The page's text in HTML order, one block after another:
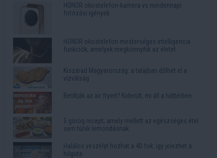
HONOR okostelefon-kamera vs mindennapi
fotózási igények
HONOR okostelefon mesterséges intelligencia
funkciók, amelyek megkönnyítik az életet
Kiszárad Magyarország: a talajban dőlhet el a
vízválság
Betiltják az air fryert? Kiderült, mi áll a háttérben
5 görög recept, amely mellett az egészséges étel
sem tűnik lemondásnak
Halálos veszélyt hozhat a 40 fok: így jelezhet a
hőguta